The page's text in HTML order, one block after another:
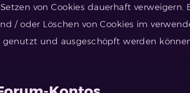
von Cookies dauerhaft verweigern.
/ oder Löschen von Cookies im
und ausgeschöpft werden